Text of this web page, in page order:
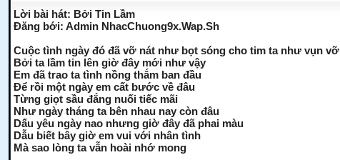
Lời bài hát: Bởi Tin Lầm
Đăng bới: Admin NhacChuong9x.Wap.Sh
Cuộc tình ngày đó đã vỡ nát như bọt sóng cho tim ta như vụn vỡ
Bởi ta lầm tin lên giờ đây mới như vậy
Em đã trao ta tình nồng thắm ban đầu
Để rồi một ngày em cất bước về đâu
Từng giọt sầu đắng nuối tiếc mãi
Như ngày tháng ta bên nhau nay còn đâu
Dấu yêu ngày nao nhưng giờ đây đã phai màu
Dẫu biết bây giờ em vui với nhân tình
Mà sao lòng ta vẫn hoài nhớ mong